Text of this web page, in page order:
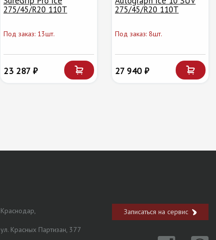
275/45/R20 110T
Под заказ: 13шт.
23 287 ₽
275/45/R20 110T
Под заказ: 8шт.
27 940 ₽
Краснодар,
ул. Красных Партизан, 377
Записаться на сервис